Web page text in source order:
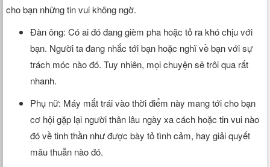
cho bạn những tin vui không ngờ.
Đàn ông: Có ai đó đang gièm pha hoặc tỏ ra khó chịu với
bạn. Người ta đang nhắc tới bạn hoặc nghĩ về bạn với sự
trách móc nào đó. Tuy nhiên, mọi chuyện sẽ trôi qua rất
nhanh.
Phụ nữ: Máy mắt trái vào thời điểm này mang tới cho bạn
cơ hội gặp lại người thân lâu ngày xa cách hoặc tin vui nào
đó về tinh thần như được bày tỏ tình cảm, hay giải quyết
mâu thuẫn nào đó.